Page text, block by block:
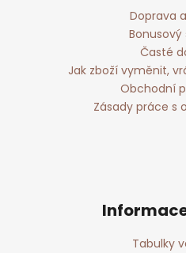
Doprava
Časté
Jak zboží vyměnit,
Obchodní
Zásady práce s
Tabulky